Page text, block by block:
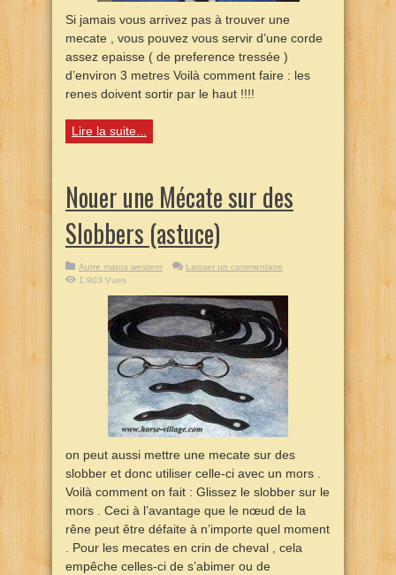
Si jamais vous arrivez pas à trouver une
mecate , vous pouvez vous servir d’une corde
assez epaisse ( de preference tressée )
d’environ 3 metres Voilà comment faire : les
renes doivent sortir par le haut !!!!
Lire la suite...
Nouer une Mécate sur des
Slobbers (astuce)
Autre matos western
Laisser un commentaire
1,903 Vues
on peut aussi mettre une mecate sur des
slobber et donc utiliser celle-ci avec un mors .
Voilà comment on fait : Glissez le slobber sur le
mors . Ceci à l’avantage que le nœud de la
rêne peut être défaite à n’importe quel moment
. Pour les mecates en crin de cheval , cela
empêche celles-ci de s’abimer ou de